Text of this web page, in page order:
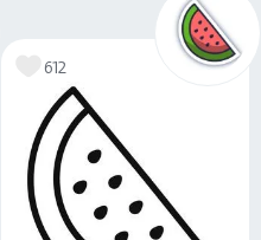
612